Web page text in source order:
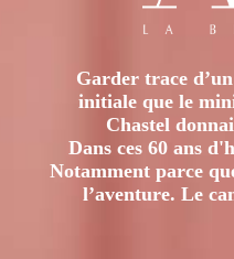
Garder trace
initiale que le
Chastel
Dans ces 60 ans
Notamment parce
l’aventure. Le